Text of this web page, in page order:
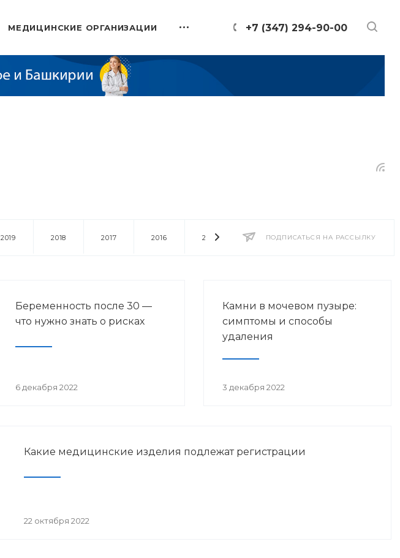
+7 (347) 294-90-00
МЕДИЦИНСКИЕ ОРГАНИЗАЦИИ
ПОДПИСАТЬСЯ НА РАССЫЛКУ
2019 2018 2017 2016 2014 2013 2012 2011
Беременность после 30 —
что нужно знать о рисках
6 декабря 2022
Камни в мочевом пузыре:
симптомы и способы
удаления
3 декабря 2022
Какие медицинские изделия подлежат регистрации
22 октября 2022